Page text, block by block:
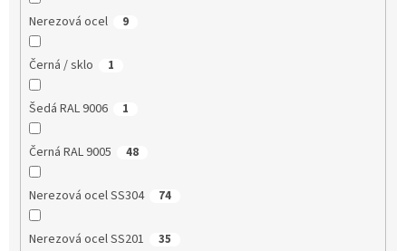
Nerezová ocel 9
Černá / sklo 1
Šedá RAL 9006 1
Černá RAL 9005 48
Nerezová ocel SS304 74
Nerezová ocel SS201 35